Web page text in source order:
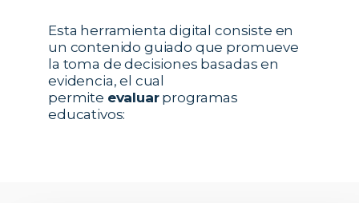
Esta herramienta digital consiste en
un contenido guiado que promueve
la toma de decisiones basadas en
evidencia, el cual
permite evaluarprogramas
educativos: